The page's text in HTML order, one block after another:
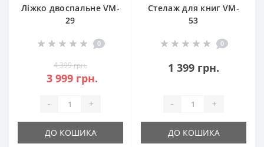
Ліжко двоспальне VM-
29
0
4 399 грн.
3 999 грн.
- +
ДО КОШИКА
Стелаж для книг VM-
53
0
1 399 грн.
- +
ДО КОШИКА